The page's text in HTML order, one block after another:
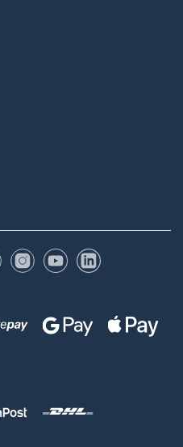
FacebookInstagram
YouTubeLinkedIn